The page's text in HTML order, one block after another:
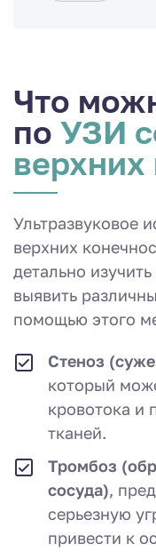
Что
по УЗИ
верхних
Ультразвуковое
верхних
детально
выявить
помощью этого
Стеноз
который
кровотока и
тканей.
Тромбоз
сосуда),
серьезную
привести к